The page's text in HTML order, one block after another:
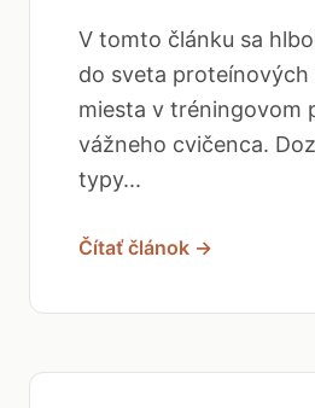
V tomto článku sa
do sveta proteínových
miesta v tréningovom
vážneho cvičenca.
typy...
Čítať článok →